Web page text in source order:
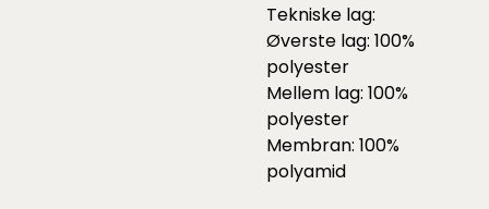
Tekniske lag:
Øverste lag: 100%
polyester
Mellem lag: 100%
polyester
Membran: 100%
polyamid